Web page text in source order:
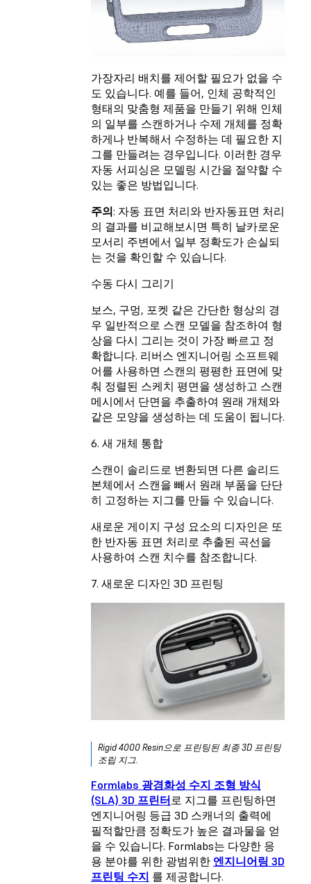
가장자리 배치를 제어할 필요가 없을 수
도 있습니다. 예를 들어, 인체 공학적인
형태의 맞춤형 제품을 만들기 위해 인체
의 일부를 스캔하거나 수제 개체를 정확
하게나 반복해서 수정하는 데 필요한 지
그를 만들려는 경우입니다. 이러한 경우
자동 서피싱은 모델링 시간을 절약할 수
있는 좋은 방법입니다.
주의: 자동 표면 처리와 반자동표면 처리
의 결과를 비교해보시면 특히 날카로운
모서리 주변에서 일부 정확도가 손실되
는 것을 확인할 수 있습니다.
수동 다시 그리기
보스, 구멍, 포켓 같은 간단한 형상의 경
우 일반적으로 스캔 모델을 참조하여 형
상을 다시 그리는 것이 가장 빠르고 정
확합니다. 리버스 엔지니어링 소프트웨
어를 사용하면 스캔의 평평한 표면에 맞
춰 정렬된 스케치 평면을 생성하고 스캔
메시에서 단면을 추출하여 원래 개체와
같은 모양을 생성하는 데 도움이 됩니다.
6. 새 개체 통합
스캔이 솔리드로 변환되면 다른 솔리드
본체에서 스캔을 빼서 원래 부품을 단단
히 고정하는 지그를 만들 수 있습니다.
새로운 게이지 구성 요소의 디자인은 또
한 반자동 표면 처리로 추출된 곡선을
사용하여 스캔 치수를 참조합니다.
7. 새로운 디자인 3D 프린팅
Rigid 4000 Resin으로 프린팅된 최종 3D 프린팅
조립 지그.
Formlabs 광경화성 수지 조형 방식
(SLA) 3D 프린터로 지그를 프린팅하면
엔지니어링 등급 3D 스캐너의 출력에
필적할만큼 정확도가 높은 결과물을 얻
을 수 있습니다. Formlabs는 다양한 응
용 분야를 위한 광범위한 엔지니어링 3D
프린팅 수지 를 제공합니다.